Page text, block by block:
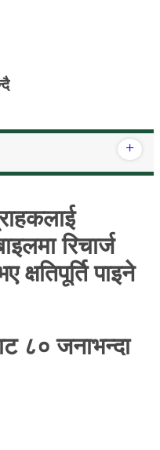
+
रिचार्ज
क्षतिपूर्ति पाइने
८० जनाभन्दा